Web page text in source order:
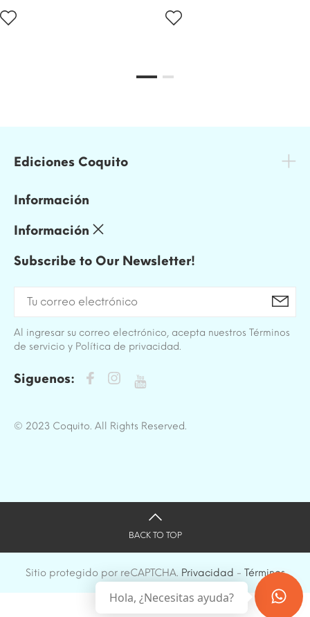
Ediciones Coquito
Información
Información
Subscribe to Our Newsletter!
Al ingresar su correo electrónico, acepta nuestros Términos
de servicio y Política de privacidad.
Siguenos:
© 2023 Coquito. All Rights Reserved.
BACK TO TOP
Hola, ¿Necesitas ayuda?
Sitio protegido por reCAPTCHA. Privacidad - Términos